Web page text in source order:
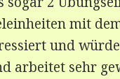
mit
und
arbeitet sehr